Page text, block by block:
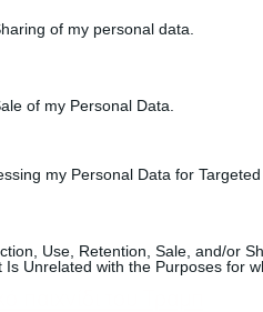
of my personal data.
of my Personal Data.
my Personal Data for Targeted
Use, Retention, Sale, and/or
Unrelated with the Purposes for
του Τραμπ